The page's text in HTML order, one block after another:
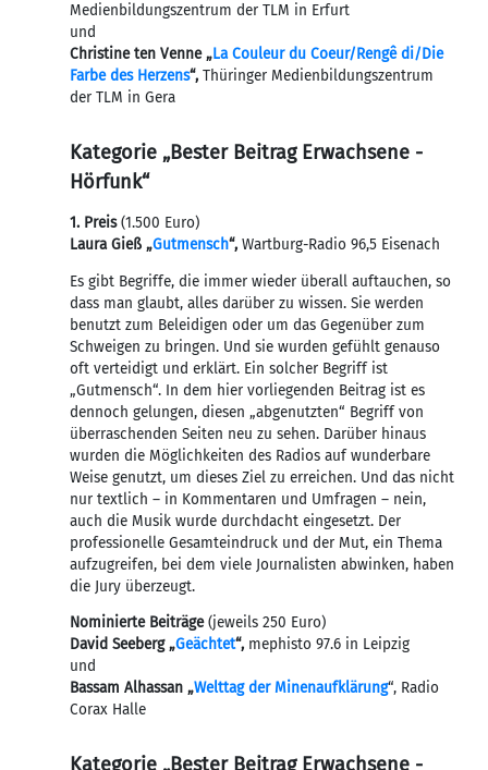
Medienbildungszentrum der TLM in Erfurt
und
Christine ten Venne „La Couleur du Coeur/Rengê di/Die
Farbe des Herzens“, Thüringer Medienbildungszentrum
der TLM in Gera
Kategorie „Bester Beitrag Erwachsene -
Hörfunk“
1. Preis(1.500 Euro)
Laura Gieß „Gutmensch“, Wartburg-Radio 96,5 Eisenach
Es gibt Begriffe, die immer wieder überall auftauchen, so
dass man glaubt, alles darüber zu wissen. Sie werden
benutzt zum Beleidigen oder um das Gegenüber zum
Schweigen zu bringen. Und sie wurden gefühlt genauso
oft verteidigt und erklärt. Ein solcher Begriff ist
„Gutmensch“. In dem hier vorliegenden Beitrag ist es
dennoch gelungen, diesen „abgenutzten“ Begriff von
überraschenden Seiten neu zu sehen. Darüber hinaus
wurden die Möglichkeiten des Radios auf wunderbare
Weise genutzt, um dieses Ziel zu erreichen. Und das nicht
nur textlich – in Kommentaren und Umfragen – nein,
auch die Musik wurde durchdacht eingesetzt. Der
professionelle Gesamteindruck und der Mut, ein Thema
aufzugreifen, bei dem viele Journalisten abwinken, haben
die Jury überzeugt.
Nominierte Beiträge(jeweils 250 Euro)
David Seeberg „Geächtet“, mephisto 97.6 in Leipzig
und
Bassam Alhassan „Welttag der Minenaufklärung“, Radio
Corax Halle
Kategorie „Bester Beitrag Erwachsene -